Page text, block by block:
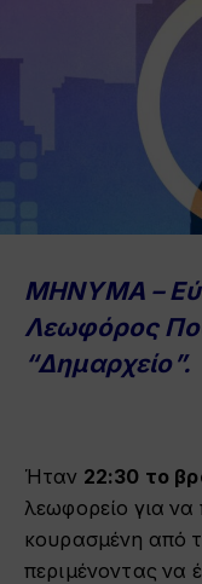
ΜΗΝΥΜΑ –
Λεωφόρος
“Δημαρχείο”.
Ήταν 22:30 το
λεωφορείο για
κουρασμένη από
περιμένοντας να